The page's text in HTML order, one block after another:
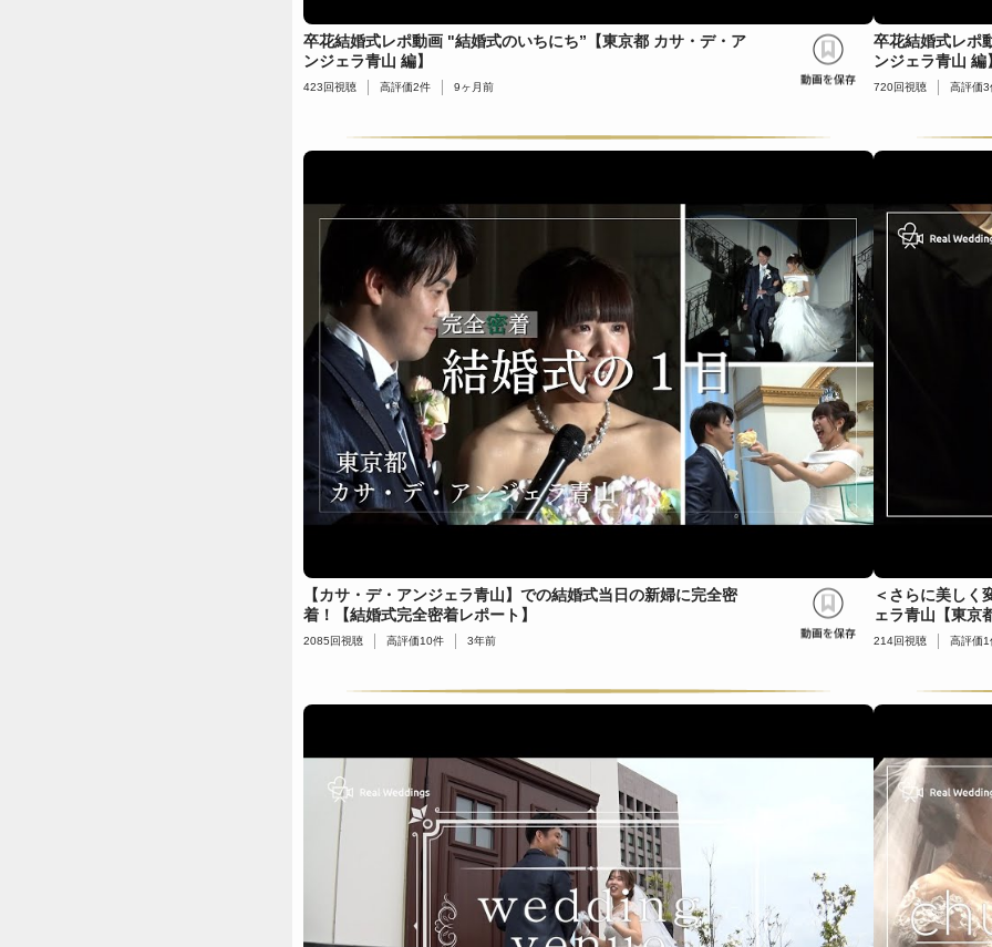
卒花結婚式レポ動画 "結婚式のいちにち”【東京都 カサ・デ・ア
ンジェラ青山 編】
423 回視聴 高評価2件 9ヶ月前
卒花結婚式レポ
ンジェラ青山 編
720回視聴 高評価3
【カサ・デ・アンジェラ青山】での結婚式当日の新婦に完全密
着！【結婚式完全密着レポート】
2085 回視聴 高評価10件 3年前
＜さらに美しく
ェラ青山【東京
214回視聴 高評価1